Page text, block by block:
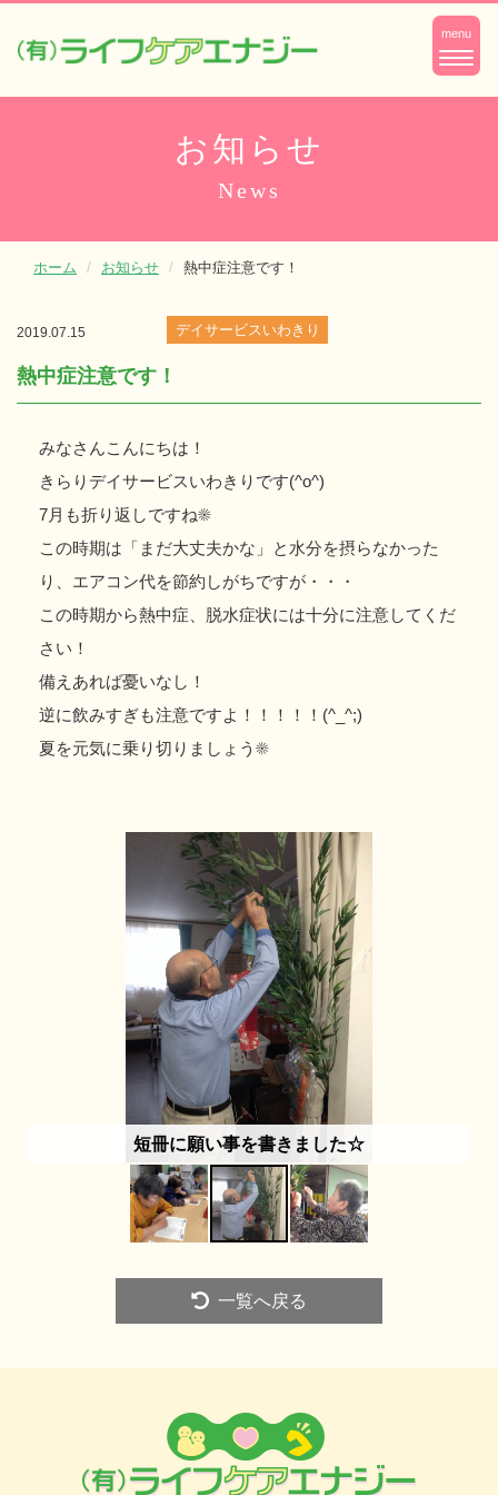
menuナ
ビ
ゲ
お知らせ
News
ホーム お知らせ 熱中症注意です！
2019.07.15 デイサービスいわきり
熱中症注意です！
みなさんこんにちは！
きらりデイサービスいわきりです(^o^)
7月も折り返しですね☀
この時期は「まだ大丈夫かな」と水分を摂らなかった
り、エアコン代を節約しがちですが・・・
この時期から熱中症、脱水症状には十分に注意してくだ
さい！
備えあれば憂いなし！
逆に飲みすぎも注意ですよ！！！！！(^_^;)
夏を元気に乗り切りましょう☀
短冊に願い事を書きました☆
一覧へ戻る